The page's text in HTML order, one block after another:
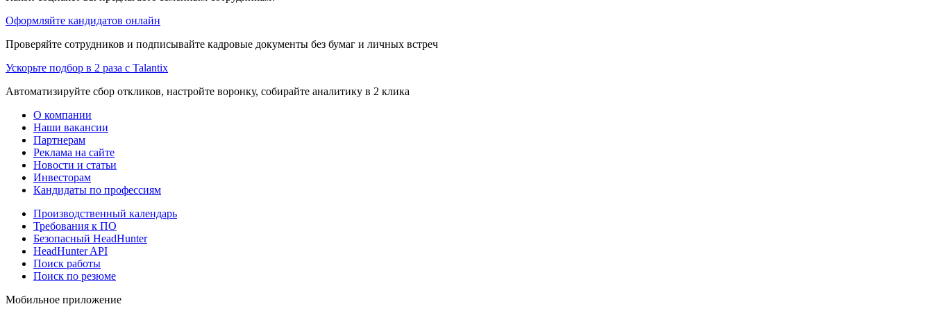
Оформляйте кандидатов онлайн
Проверяйте сотрудников и подписывайте кадровые документы без бумаг и личных встреч
Ускорьте подбор в 2 раза с Talantix
Автоматизируйте сбор откликов, настройте воронку, собирайте аналитику в 2 клика
О компании
Наши вакансии
Партнерам
Реклама на сайте
Новости и статьи
Инвесторам
Кандидаты по профессиям
Производственный календарь
Требования к ПО
Безопасный HeadHunter
HeadHunter API
Поиск работы
Поиск по резюме
Мобильное приложение